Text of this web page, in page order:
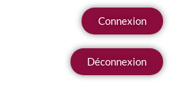
Connexion
Déconnexion